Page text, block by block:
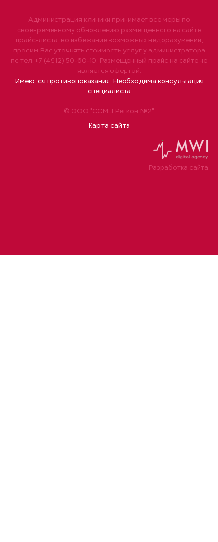
© ООО "ССМЦ Регион №2"
Карта сайта
Администрация клиники принимает все меры по
своевременному обновлению размещенного на сайте
прайс-листа, во избежание возможных недоразумений,
просим Вас уточнять стоимость услуг у администратора
по тел. +7 (4912) 50-60-10. Размещенный прайс на сайте не
является офертой.
Имеются противопоказания. Необходима консультация
специалиста
Разработка сайта